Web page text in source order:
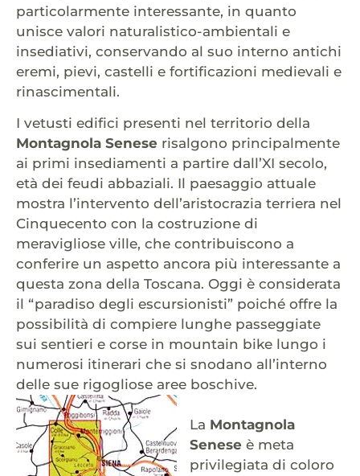
particolarmente interessante, in quanto
unisce valori naturalistico-ambientali e
insediativi, conservando al suo interno antichi
eremi, pievi, castelli e fortificazioni medievali e
rinascimentali.
I vetusti edifici presenti nel territorio della
Montagnola Senese risalgono principalmente
ai primi insediamenti a partire dall’XI secolo,
età dei feudi abbaziali. Il paesaggio attuale
mostra l’intervento dell’aristocrazia terriera nel
Cinquecento con la costruzione di
meravigliose ville, che contribuiscono a
conferire un aspetto ancora più interessante a
questa zona della Toscana. Oggi è considerata
il “paradiso degli escursionisti” poiché offre la
possibilità di compiere lunghe passeggiate
sui sentieri e corse in mountain bike lungo i
numerosi itinerari che si snodano all’interno
delle sue rigogliose aree boschive.
La Montagnola
Senese è meta
privilegiata di coloro